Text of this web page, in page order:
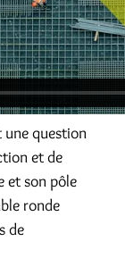
question
et de
et son pôle
ronde
de